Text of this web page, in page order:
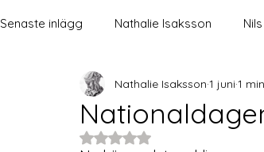
Senaste inlägg Nathalie Isaksson
Nathalie Isaksson 1 juni 1
Betygsatt till NaN av 5